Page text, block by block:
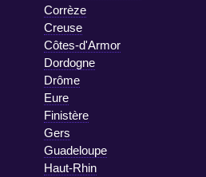
Corrèze
Creuse
Côtes-d'Armor
Dordogne
Drôme
Eure
Finistère
Gers
Guadeloupe
Haut-Rhin